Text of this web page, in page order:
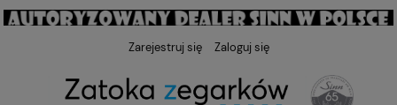
Zarejestruj się Zaloguj się